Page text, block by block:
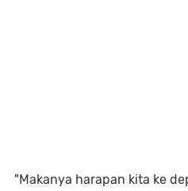
"Makanya harapan kita ke